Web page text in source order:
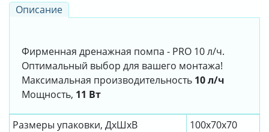
Описание
Фирменная дренажная помпа - PRO 10 л/ч.
Оптимальный выбор для вашего монтажа!
Максимальная производительность 10 л/ч
Мощность, 11 Вт
Размеры упаковки, ДxШxВ
100x70x70